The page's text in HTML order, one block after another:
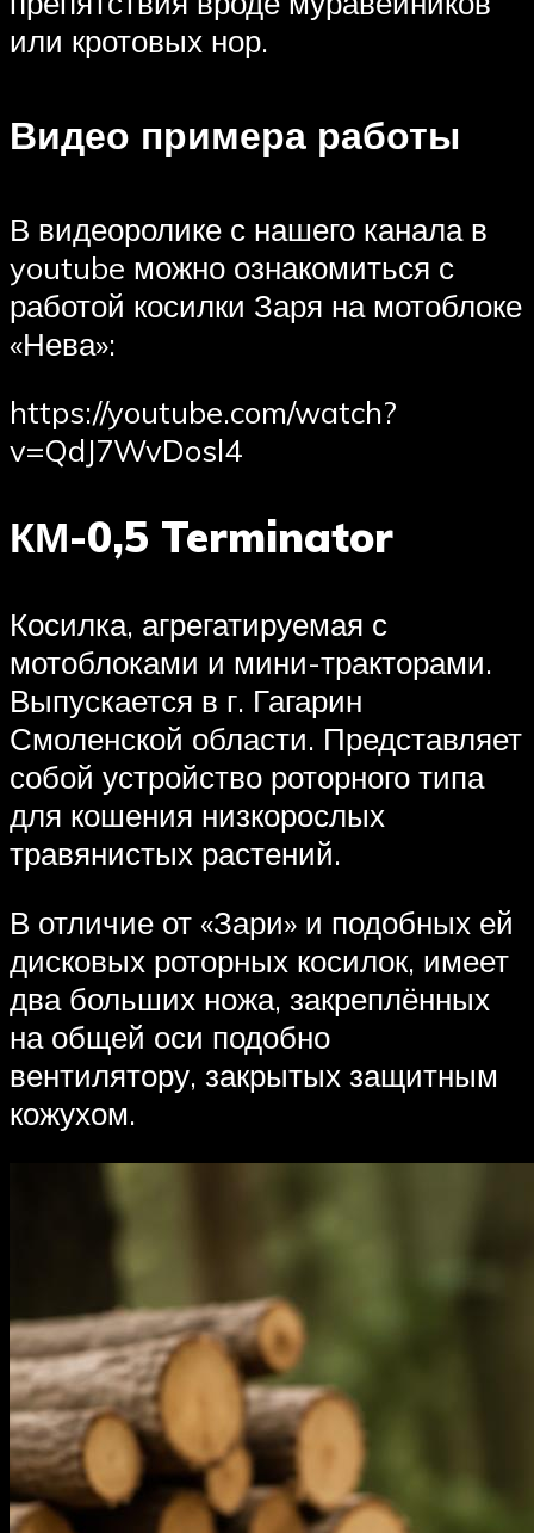
или кротовых нор.
Видео примера работы
В видеоролике с нашего канала в
youtube можно ознакомиться с
работой косилки Заря на мотоблоке
«Нева»:
https://youtube.com/watch?
v=QdJ7WvDosl4
КМ-0,5 Terminator
Косилка, агрегатируемая с
мотоблоками и мини-тракторами.
Выпускается в г. Гагарин
Смоленской области. Представляет
собой устройство роторного типа
для кошения низкорослых
травянистых растений.
В отличие от «Зари» и подобных ей
дисковых роторных косилок, имеет
два больших ножа, закреплённых
на общей оси подобно
вентилятору, закрытых защитным
кожухом.